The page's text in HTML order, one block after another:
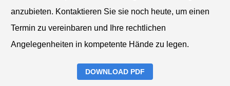
anzubieten. Kontaktieren Sie sie noch heute, um einen
Termin zu vereinbaren und Ihre rechtlichen
Angelegenheiten in kompetente Hände zu legen.
DOWNLOAD PDF